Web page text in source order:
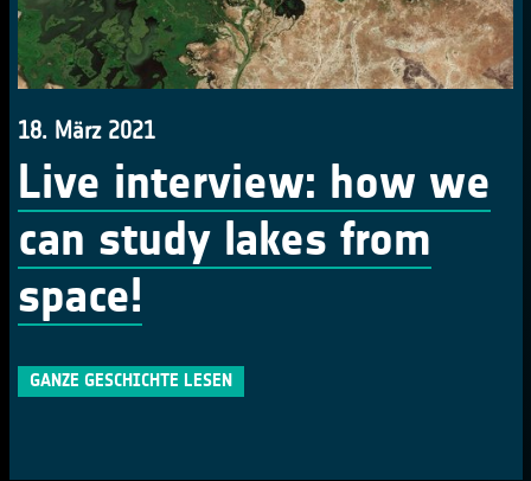
18. März 2021
Live interview: how we
can study lakes from
space!
GANZE GESCHICHTE LESEN